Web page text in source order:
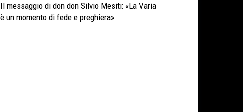
Il messaggio di don don Silvio Mesiti: «La Varia
è un momento di fede e preghiera»